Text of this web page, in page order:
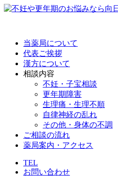
当薬局について
代表ご挨拶
漢方について
相談内容
不妊・子宝相談
更年期障害
生理痛・生理不順
自律神経の乱れ
その他・身体の不調
ご相談の流れ
薬局案内・アクセス
TEL
お問い合わせ